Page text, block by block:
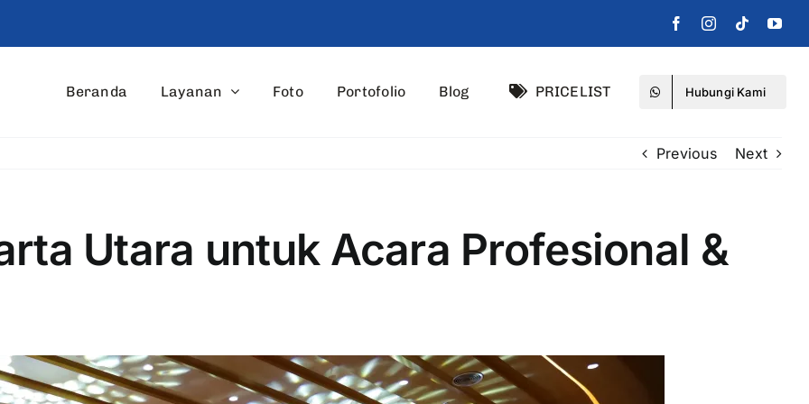
Beranda Layanan Foto Portofolio Blog PRICELIST Hubungi Kami
Previous Next
Utara untuk Acara Profesional &